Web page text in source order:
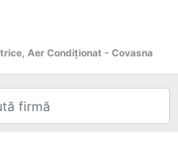
Aer Condiționat - Covasna